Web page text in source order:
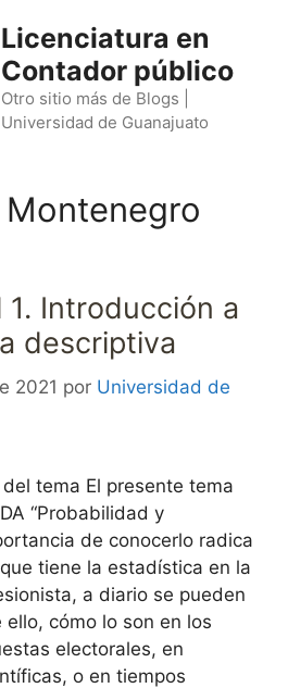
Licenciatura en
Contador público
Otro sitio más de Blogs |
Universidad de Guanajuato
1. Introducción a
descriptiva
2021 por Universidad de
tema El presente tema
“Probabilidad y
de conocerlo radica
tiene la estadística en la
a diario se pueden
cómo lo son en los
electorales, en
o en tiempos